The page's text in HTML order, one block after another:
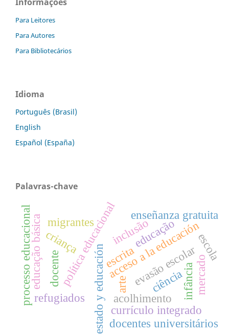
Para Leitores
Para Autores
Para Bibliotecários
Idioma
Português (Brasil)
English
Español (España)
Palavras-chave
política educacional
estado y educaciónacceso a la educación
enseñanza gratuita
evasão escolar
educação
refugiados
migrantes inclusão
acolhimento
currículo integrado
docente infância
criança
educação básica escola
processo educacional
docentes universitários
arte mercado
escrita
ciência